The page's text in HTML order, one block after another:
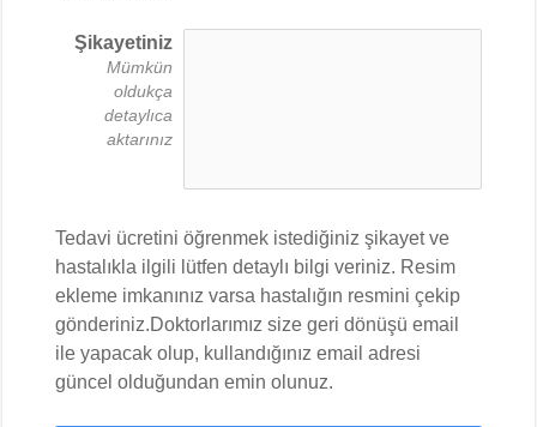
Şikayetiniz
Mümkün
oldukça
detaylıca
aktarınız
Tedavi ücretini öğrenmek istediğiniz şikayet ve
hastalıkla ilgili lütfen detaylı bilgi veriniz. Resim
ekleme imkanınız varsa hastalığın resmini çekip
gönderiniz.Doktorlarımız size geri dönüşü email
ile yapacak olup, kullandığınız email adresi
güncel olduğundan emin olunuz.